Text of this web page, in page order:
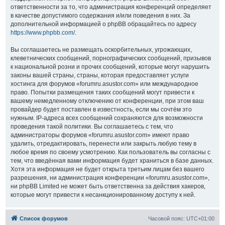
ответственности за то, что администрация конференций определяет
в качестве допустимого содержания и/или поведения в них. За
дополнительной информацией о phpBB обращайтесь по адресу
https://www.phpbb.com/.
Вы соглашаетесь не размещать оскорбительных, угрожающих,
клеветнических сообщений, порнографических сообщений, призывов
к национальной розни и прочих сообщений, которые могут нарушить
законы вашей страны, страны, которая предоставляет услуги
хостинга для форумов «forumru.asustor.com» или международное
право. Попытки размещения таких сообщений могут привести к
вашему немедленному отключению от конференции, при этом ваш
провайдер будет поставлен в известность, если мы сочтём это
нужным. IP-адреса всех сообщений сохраняются для возможности
проведения такой политики. Вы соглашаетесь с тем, что
администраторы форумов «forumru.asustor.com» имеют право
удалить, отредактировать, перенести или закрыть любую тему в
любое время по своему усмотрению. Как пользователь вы согласны с
тем, что введённая вами информация будет храниться в базе данных.
Хотя эта информация не будет открыта третьим лицам без вашего
разрешения, ни администрация конференции «forumru.asustor.com»,
ни phpBB Limited не может быть ответственна за действия хакеров,
которые могут привести к несанкционированному доступу к ней.
Список форумов Часовой пояс: UTC+01:00